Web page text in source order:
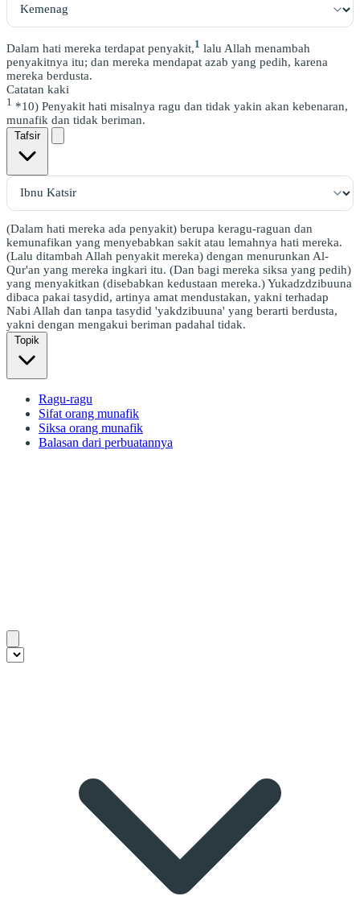
Dalam hati mereka terdapat penyakit,1 lalu Allah menambah
penyakitnya itu; dan mereka mendapat azab yang pedih, karena
mereka berdusta.
Catatan kaki
1 *10) Penyakit hati misalnya ragu dan tidak yakin akan kebenaran,
munafik dan tidak beriman.
Tafsir
(Dalam hati mereka ada penyakit) berupa keragu-raguan dan
kemunafikan yang menyebabkan sakit atau lemahnya hati mereka.
(Lalu ditambah Allah penyakit mereka) dengan menurunkan Al-
Qur'an yang mereka ingkari itu. (Dan bagi mereka siksa yang pedih)
yang menyakitkan (disebabkan kedustaan mereka.) Yukadzdzibuuna
dibaca pakai tasydid, artinya amat mendustakan, yakni terhadap
Nabi Allah dan tanpa tasydid 'yakdzibuuna' yang berarti berdusta,
yakni dengan mengakui beriman padahal tidak.
Topik
Ragu-ragu
Sifat orang munafik
Siksa orang munafik
Balasan dari perbuatannya